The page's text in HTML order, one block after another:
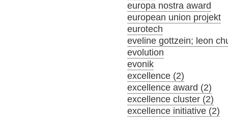
europa nostra award
european union projekt
eurotech
eveline gottzein; leon
evolution
evonik
excellence (2)
excellence award (2)
excellence cluster (2)
excellence initiative (2)